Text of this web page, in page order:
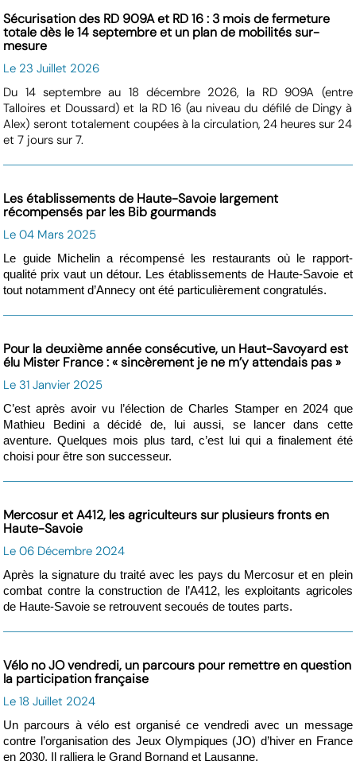
Sécurisation des RD 909A et RD 16 : 3 mois de fermeture
totale dès le 14 septembre et un plan de mobilités sur-
mesure
Le 23 Juillet 2026
Du 14 septembre au 18 décembre 2026, la RD 909A (entre
Talloires et Doussard) et la RD 16 (au niveau du défilé de Dingy à
Alex) seront totalement coupées à la circulation, 24 heures sur 24
et 7 jours sur 7.
Les établissements de Haute-Savoie largement
récompensés par les Bib gourmands
Le 04 Mars 2025
Le guide Michelin a récompensé les restaurants où le rapport-
qualité prix vaut un détour. Les établissements de Haute-Savoie et
tout notamment d’Annecy ont été particulièrement congratulés.
Pour la deuxième année consécutive, un Haut-Savoyard est
élu Mister France : « sincèrement je ne m’y attendais pas »
Le 31 Janvier 2025
C’est après avoir vu l’élection de Charles Stamper en 2024 que
Mathieu Bedini a décidé de, lui aussi, se lancer dans cette
aventure. Quelques mois plus tard, c’est lui qui a finalement été
choisi pour être son successeur.
Mercosur et A412, les agriculteurs sur plusieurs fronts en
Haute-Savoie
Le 06 Décembre 2024
Après la signature du traité avec les pays du Mercosur et en plein
combat contre la construction de l’A412, les exploitants agricoles
de Haute-Savoie se retrouvent secoués de toutes parts.
Vélo no JO vendredi, un parcours pour remettre en question
la participation française
Le 18 Juillet 2024
Un parcours à vélo est organisé ce vendredi avec un message
contre l’organisation des Jeux Olympiques (JO) d’hiver en France
en 2030. Il ralliera le Grand Bornand et Lausanne.